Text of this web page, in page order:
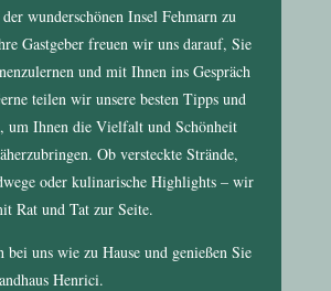
wunderschönen Insel Fehmarn zu
Gastgeber freuen wir uns darauf, Sie
und mit Ihnen ins Gespräch
teilen wir unsere besten Tipps und
um Ihnen die Vielfalt und Schönheit
Ob versteckte Strände,
oder kulinarische Highlights – wir
Rat und Tat zur Seite.
bei uns wie zu Hause und genießen Sie
Henrici.